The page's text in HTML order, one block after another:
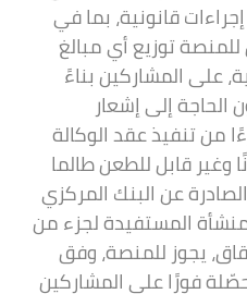
قانونية، بما في
توزيع أي مبالغ
على المشاركين بناءً
إلى إشعار
من تنفيذ عقد الوكالة
وغير قابل للطعن طالما
عن البنك المركزي
المستفيدة لجزء من
يجوز للمنصة، وفق
فورًا على المشاركين